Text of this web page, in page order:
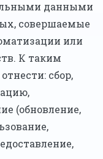
данными
совершаемые
или
К таким
сбор,
(обновление,